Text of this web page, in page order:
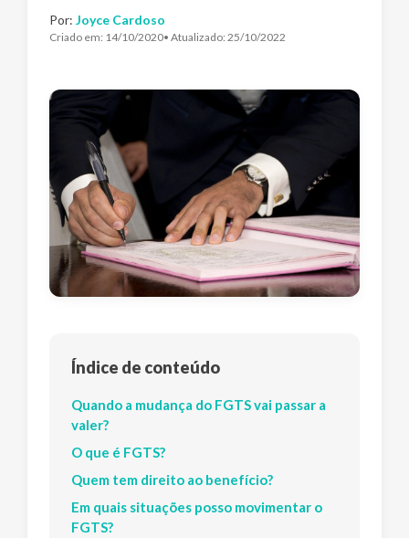
Por: Joyce Cardoso
Criado em: 14/10/2020• Atualizado: 25/10/2022
Índice de conteúdo
Quando a mudança do FGTS vai passar a
valer?
O que é FGTS?
Quem tem direito ao benefício?
Em quais situações posso movimentar o
FGTS?